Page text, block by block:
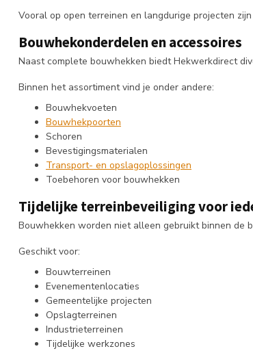
Vooral op open terreinen en langdurige projecten
Bouwhekonderdelen en accessoires
Naast complete bouwhekken biedt Hekwerkdirect
Binnen het assortiment vind je onder andere:
Bouwhekvoeten
Bouwhekpoorten
Schoren
Bevestigingsmaterialen
Transport- en opslagoplossingen
Toebehoren voor bouwhekken
Tijdelijke terreinbeveiliging voor
Bouwhekken worden niet alleen gebruikt binnen de
Geschikt voor:
Bouwterreinen
Evenementenlocaties
Gemeentelijke projecten
Opslagterreinen
Industrieterreinen
Tijdelijke werkzones